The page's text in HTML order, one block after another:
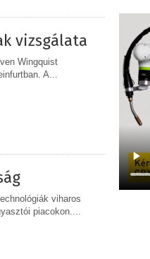
vizsgálata
Wingquist
A...
viharos
piacokon....